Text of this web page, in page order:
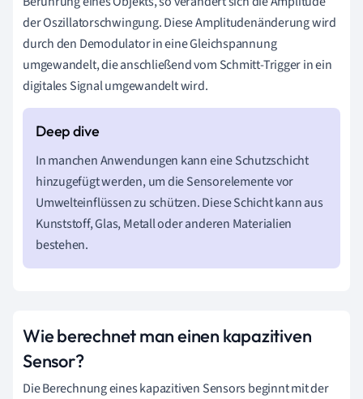
der Oszillatorschwingung. Diese Amplitudenänderung wird
durch den Demodulator in eine Gleichspannung
umgewandelt, die anschließend vom Schmitt-Trigger in ein
digitales Signal umgewandelt wird.
In manchen Anwendungen kann eine Schutzschicht
hinzugefügt werden, um die Sensorelemente vor
Umwelteinflüssen zu schützen. Diese Schicht kann aus
Kunststoff, Glas, Metall oder anderen Materialien
bestehen.
Wie berechnet man einen kapazitiven
Sensor?
Die Berechnung eines kapazitiven Sensors beginnt mit der